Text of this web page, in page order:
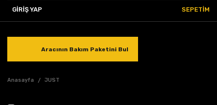
GİRİŞ YAP SEPETİM
Aracının Bakım Paketini Bul
Anasayfa JUST